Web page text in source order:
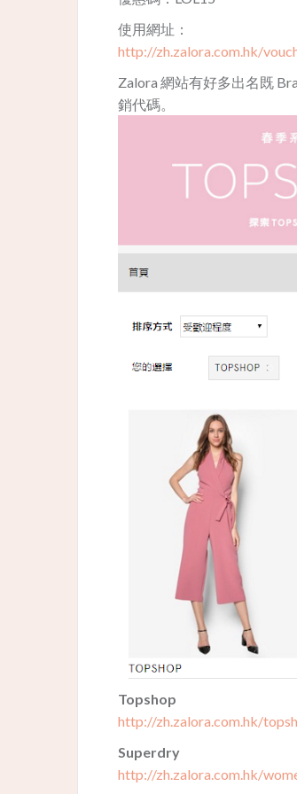
使用網址：
http://zh.zalora.com.hk/
Zalora 網站有好多出名既
銷代碼。
Topshop
http://zh.zalora.com.hk/
Superdry
http://zh.zalora.com.hk/